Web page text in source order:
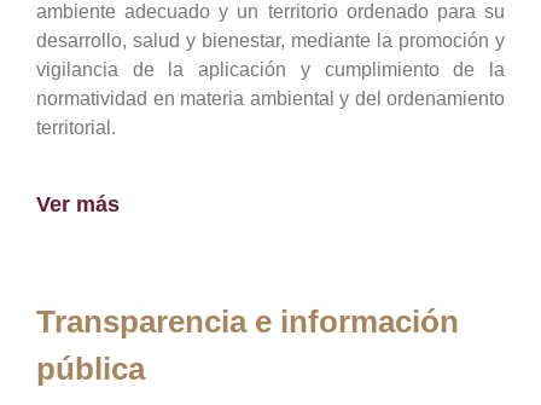
ambiente adecuado y un territorio ordenado para su
desarrollo, salud y bienestar, mediante la promoción y
vigilancia de la aplicación y cumplimiento de la
normatividad en materia ambiental y del ordenamiento
territorial.
Ver más
Transparencia e información
pública